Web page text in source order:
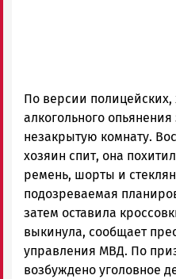
По версии
алкогольного
незакрытую комнату.
хозяин спит, она
ремень, шорты и
подозреваемая
затем оставила
выкинула, сообщает
управления МВД. По
возбуждено уголовное